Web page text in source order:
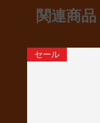
関連商品
セール